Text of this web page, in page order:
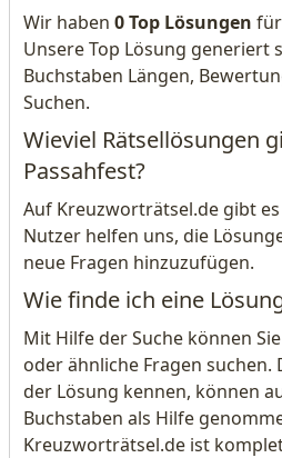
Wir haben 0 Top Lösungen
Unsere Top Lösung generiert
Buchstaben Längen,
Suchen.
Wieviel Rätsellösungen
Passahfest?
Auf Kreuzworträtsel.de gibt es
Nutzer helfen uns, die
neue Fragen hinzuzufügen.
Wie finde ich eine
Mit Hilfe der Suche können
oder ähnliche Fragen suchen.
der Lösung kennen, können
Buchstaben als Hilfe
Kreuzworträtsel.de ist